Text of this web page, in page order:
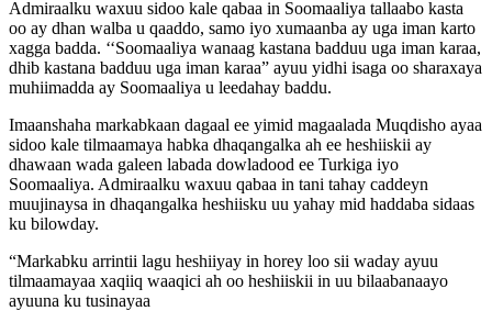
Admiraalku waxuu sidoo kale qabaa in Soomaaliya tallaabo kasta
oo ay dhan walba u qaaddo, samo iyo xumaanba ay uga iman karto
xagga badda. ‘‘Soomaaliya wanaag kastana badduu uga iman karaa,
dhib kastana badduu uga iman karaa” ayuu yidhi isaga oo sharaxaya
muhiimadda ay Soomaaliya u leedahay baddu.
Imaanshaha markabkaan dagaal ee yimid magaalada Muqdisho ayaa
sidoo kale tilmaamaya habka dhaqangalka ah ee heshiiskii ay
dhawaan wada galeen labada dowladood ee Turkiga iyo
Soomaaliya. Admiraalku waxuu qabaa in tani tahay caddeyn
muujinaysa in dhaqangalka heshiisku uu yahay mid haddaba sidaas
ku bilowday.
“Markabku arrintii lagu heshiiyay in horey loo sii waday ayuu
tilmaamayaa xaqiiq waaqici ah oo heshiiskii in uu bilaabanaayo
ayuuna ku tusinayaa